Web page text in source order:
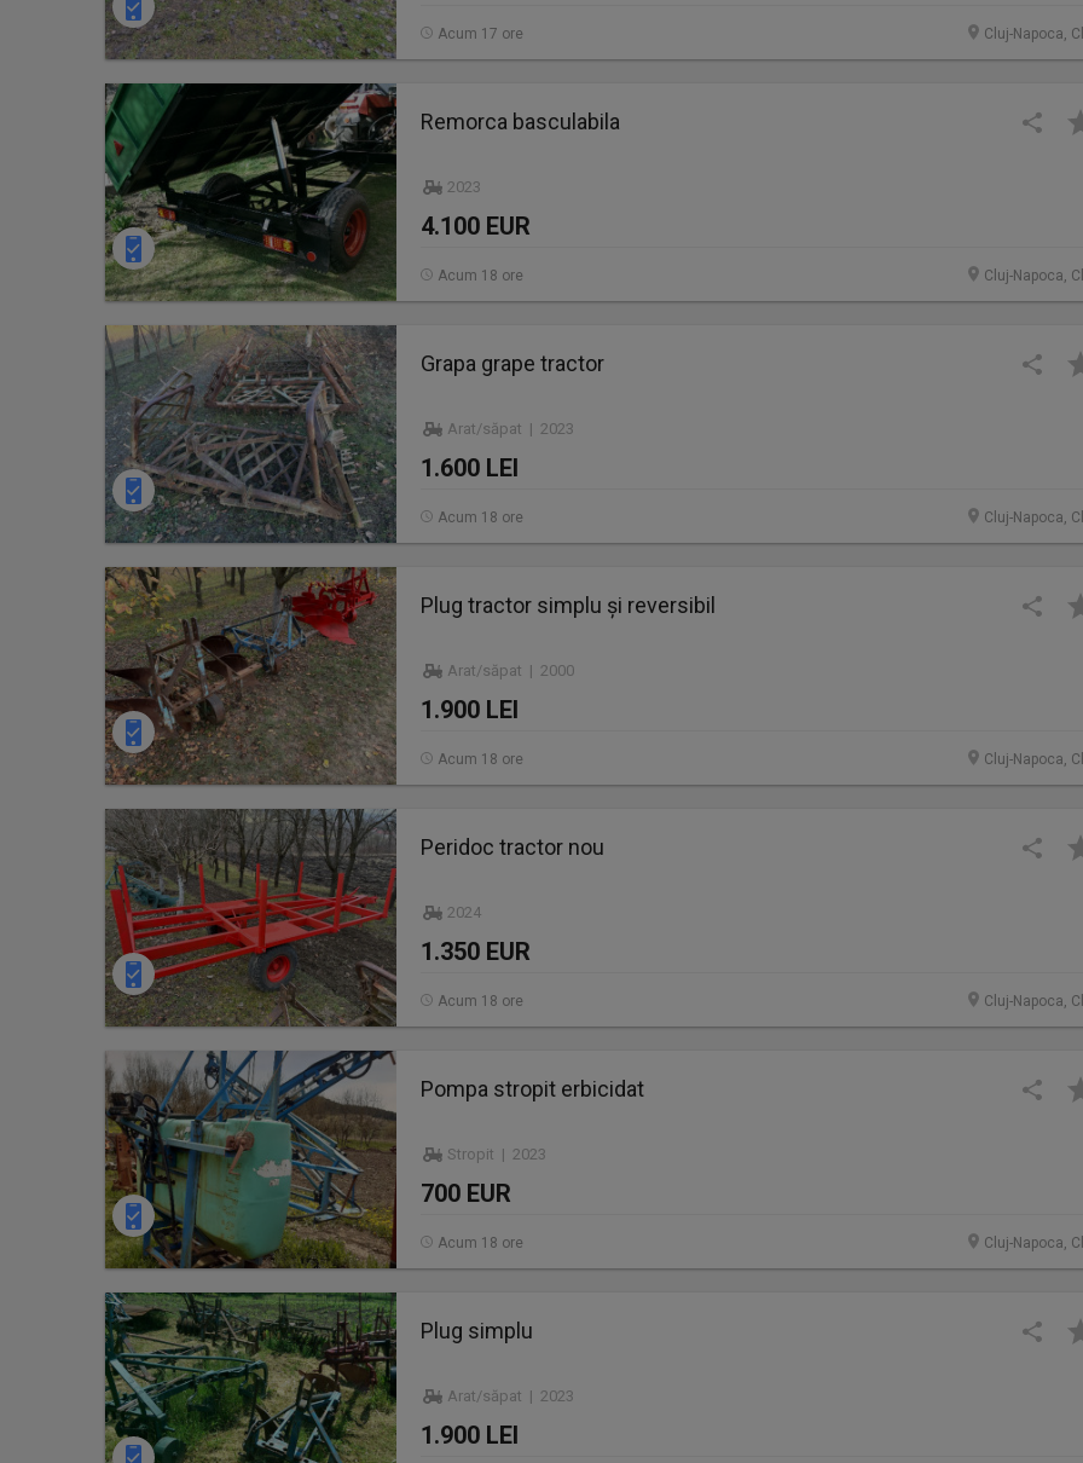
Cluj-Napoca,
Acum 17 ore
Remorca basculabila
2023
4.100 EUR
Cluj-Napoca,
Acum 18 ore
Grapa grape tractor
Arat/săpat | 2023
1.600 LEI
Cluj-Napoca,
Acum 18 ore
Plug tractor simplu și reversibil
Arat/săpat | 2000
1.900 LEI
Cluj-Napoca,
Acum 18 ore
Peridoc tractor nou
2024
1.350 EUR
Cluj-Napoca,
Acum 18 ore
Pompa stropit erbicidat
Stropit | 2023
700 EUR
Cluj-Napoca,
Acum 18 ore
Plug simplu
Arat/săpat | 2023
1.900 LEI